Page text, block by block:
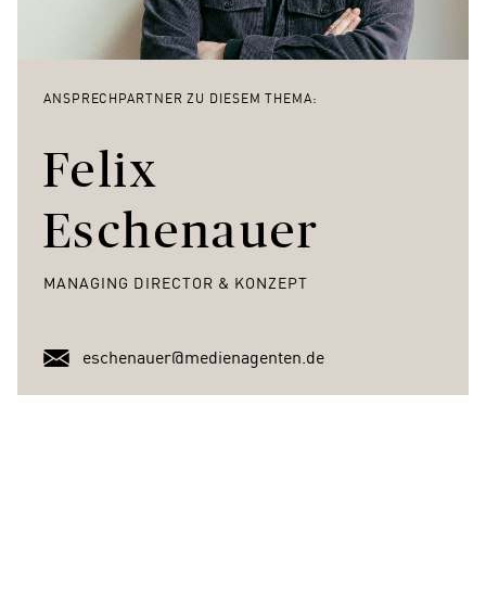
ANSPRECHPARTNER ZU DIESEM THEMA:
Felix
Eschenauer
MANAGING DIRECTOR & KONZEPT
eschenauer@medienagenten.de